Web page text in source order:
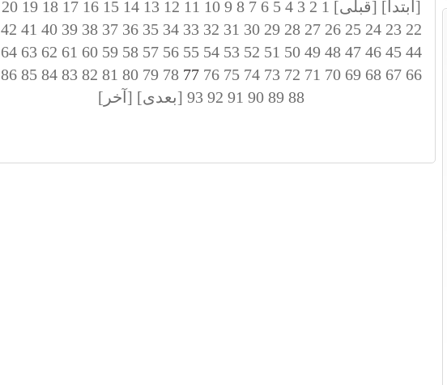
[ابتدا] [قبلی] 1
2
3
4
5
6
7
8
9
10
11
12
13
14
15
16
17
18
19
20
22
23
24
25
26
27
28
29
30
31
32
33
34
35
36
37
38
39
40
41
42
44
45
46
47
48
49
50
51
52
53
54
55
56
57
58
59
60
61
62
63
64
66
67
68
69
70
71
72
73
74
75
76
78
79
80
81
82
83
84
85
86
88
89
90
91
92
93 [بعدی] [آخر]